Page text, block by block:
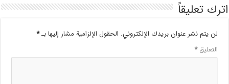
اترك تعليقاً
لن يتم نشر عنوان بريدك الإلكتروني. الحقول الإلزامية مشار إليها بـ*
التعليق*